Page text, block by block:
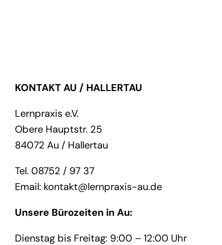
KONTAKT AU / HALLERTAU
Lernpraxis e.V.
Obere Hauptstr. 25
84072 Au / Hallertau
Tel. 08752 / 97 37
Email: kontakt@lernpraxis-au.de
Unsere Bürozeiten in Au:
Dienstag bis Freitag: 9:00 – 12:00 Uhr